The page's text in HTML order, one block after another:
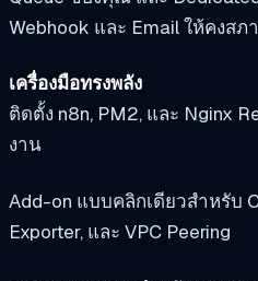
Webhook และ Email ให้คงสภ
เครื่องมือทรงพลัง
ติดตั้ง n8n, PM2, และ Nginx
งาน
Add-on แบบคลิกเดียวสำหรับ
Exporter, และ VPC Peering